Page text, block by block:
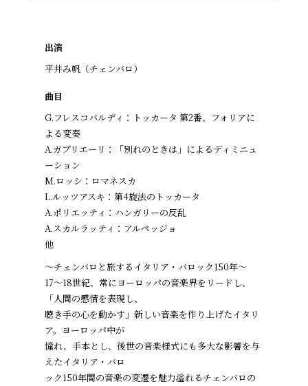
出演
平井み帆（チェンバロ）
曲目
G.フレスコバルディ：トッカータ 第2番、フォリアに
よる変奏
A.ガブリエーリ：「別れのときは」によるディミニュ
ーション
M.ロッシ：ロマネスカ
L.ルッツアスキ：第4旋法のトッカータ
A.ポリエッティ：ハンガリーの反乱
A.スカルラッティ：アルペッジョ
他
～チェンバロと旅するイタリア・バロック150年～
17～18世紀、常にヨーロッパの音楽界をリードし、
「人間の感情を表現し、
聴き手の心を動かす」新しい音楽を作り上げたイタリ
ア。ヨーロッパ中が
憧れ、手本とし、後世の音楽様式にも多大な影響を与
えたイタリア・バロ
ック150年間の音楽の変遷を魅力溢れるチェンバロの